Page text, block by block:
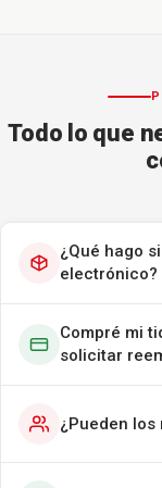
Todo lo que
¿Qué hago
electrónico?
Compré mi
solicitar
¿Pueden los